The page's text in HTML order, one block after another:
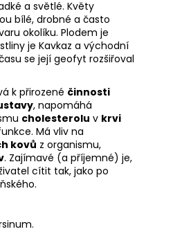
a světlé. Květy
bílé, drobné a často
okolíku. Plodem je
je Kavkaz a východní
se její geofyt rozšiřoval
k přirozené činnosti
, napomáhá
cholesterolu v krvi
Má vliv na
kovů z organismu,
. Zajímavé (a příjemné) je,
cítit tak, jako po